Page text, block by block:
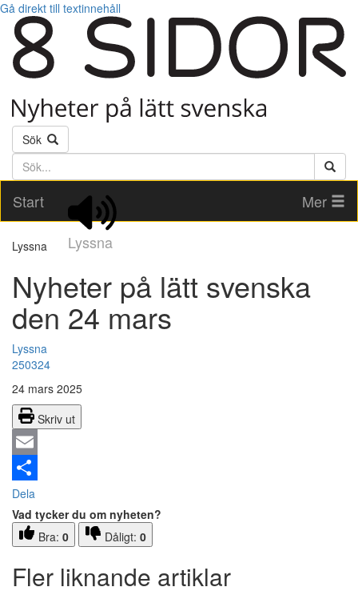
Gå direkt till textinnehåll
Sök
Söktext
Start
Lyssna
Mer
Lyssna
Nyheter på lätt svenska
den 24 mars
Lyssna
250324
24 mars 2025
Skriv ut
Email
Dela
Vad tycker du om nyheten?
Bra: 0 Dåligt: 0
Fler liknande artiklar